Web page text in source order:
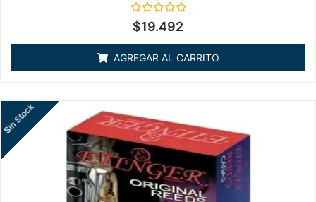
Valorado
en
de
5
$19.492
AGREGAR AL CARRITO
Sin Stock